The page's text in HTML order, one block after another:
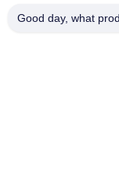
Good day, what